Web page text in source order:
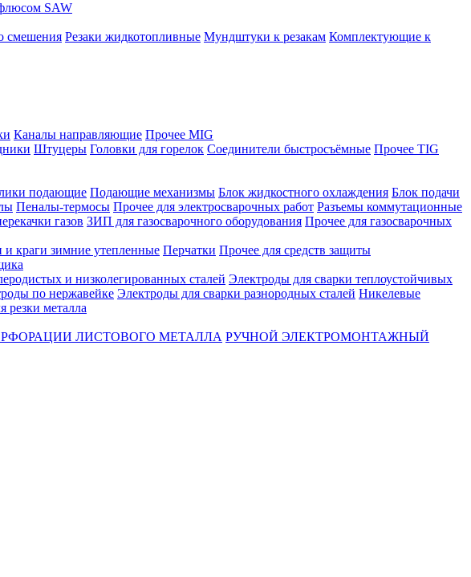
SAW
смешения Резаки жидкотопливные Мундштуки к резакам Комплектующие к
Каналы направляющие Прочее MIG
Штуцеры Головки для горелок Соединители быстросъёмные Прочее TIG
подающие Подающие механизмы Блок жидкостного охлаждения Блок подачи
Пеналы-термосы Прочее для электросварочных работ Разъемы коммутационные
газов ЗИП для газосварочного оборудования Прочее для газосварочных
и краги зимние утепленные Перчатки Прочее для средств защиты
и низколегированных сталей Электроды для сварки теплоустойчивых
по нержавейке Электроды для сварки разнородных сталей Никелевые
резки металла
ЛИСТОВОГО МЕТАЛЛА РУЧНОЙ ЭЛЕКТРОМОНТАЖНЫЙ